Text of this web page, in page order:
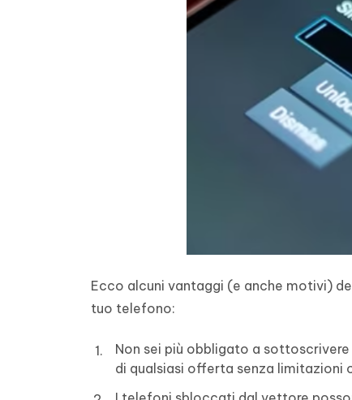
Ecco alcuni vantaggi (e anche motivi)
tuo telefono:
Non sei più obbligato a
di qualsiasi offerta senza limitazioni